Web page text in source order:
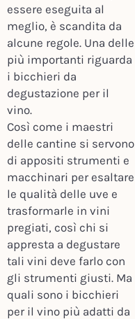
essere eseguita al
meglio, è scandita da
alcune regole. Una delle
più importanti riguarda
i bicchieri da
degustazione per il
vino.
Così come i maestri
delle cantine si servono
di appositi strumenti e
macchinari per esaltare
le qualità delle uve e
trasformarle in vini
pregiati, così chi si
appresta a degustare
tali vini deve farlo con
gli strumenti giusti. Ma
quali sono i bicchieri
per il vino più adatti da